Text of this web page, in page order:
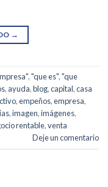
→
,"que es","que
, ayuda,blog,capital,casa
,empeños,empresa,
,imagen,imágenes,
rentable,venta
Deje un comentario